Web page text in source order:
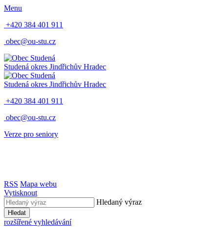
Menu
+420 384 401 911
obec@ou-stu.cz
Studená okres Jindřichův Hradec
Studená okres Jindřichův Hradec
+420 384 401 911
obec@ou-stu.cz
Verze pro seniory
RSS Mapa webu
Vytisknout
Hledaný výraz
Hledat
rozšířené vyhledávání